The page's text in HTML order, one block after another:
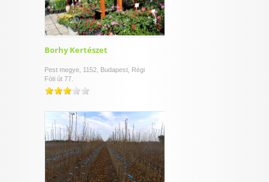
Borhy Kertészet
Pest megye, 1152, Budapest, Régi
Fóti út 77.